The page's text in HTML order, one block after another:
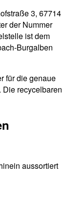
3, 67714
der Nummer
ist dem
Burgalben
für die genaue
recycelbaren
aussortiert